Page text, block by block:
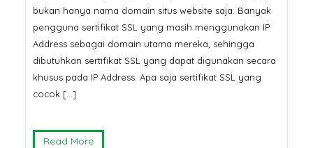
bukan hanya nama domain situs website saja. Banyak
pengguna sertifikat SSL yang masih menggunakan IP
Address sebagai domain utama mereka, sehingga
dibutuhkan sertifikat SSL yang dapat digunakan secara
khusus pada IP Address. Apa saja sertifikat SSL yang
cocok […]
Read More